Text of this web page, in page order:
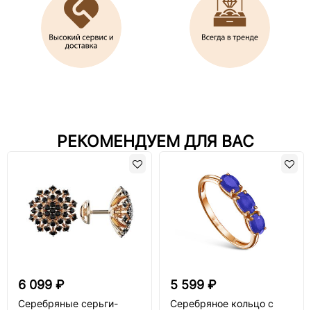
РЕКОМЕНДУЕМ ДЛЯ ВАС
6 099 ₽
Серебряные серьги-
5 599 ₽
Серебряное кольцо с